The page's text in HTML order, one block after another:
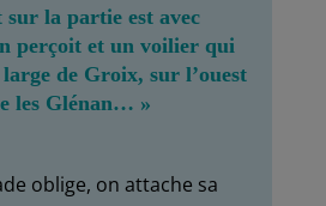
sur la partie est avec
perçoit et un voilier qui
de Groix, sur l’ouest
les Glénan… »
oblige, on attache sa